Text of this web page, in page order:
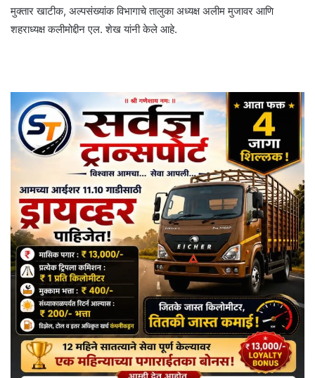
मुक्तार खाटीक, अल्पसंख्यांक विभागाचे तालुका अध्यक्ष अलीम मुजावर आणि
शहराध्यक्ष कलीमोद्दीन एल. शेख यांनी केले आहे.